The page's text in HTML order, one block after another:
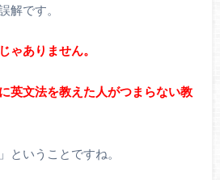
解です。
ゃありません。
英文法を教えた人がつまらない教
ということですね。